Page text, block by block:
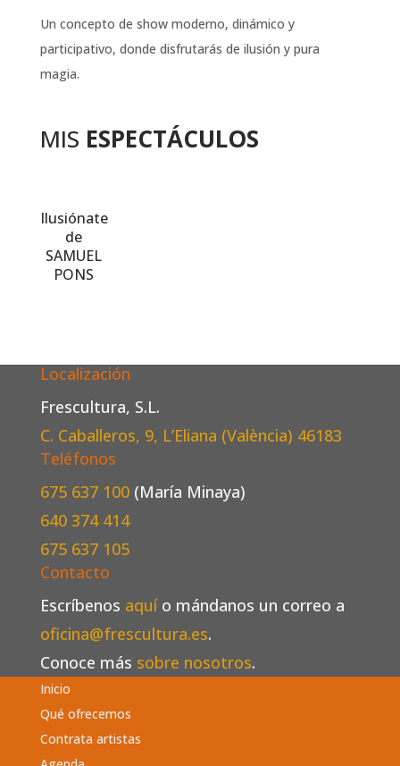
Un concepto de show moderno, dinámico y
participativo, donde disfrutarás de ilusión y pura
magia.
MIS ESPECTÁCULOS
Ilusiónate
de
SAMUEL
PONS
Localización
Frescultura, S.L.
C. Caballeros, 9, L’Eliana (València) 46183
Teléfonos
675 637 100 (María Minaya)
640 374 414
675 637 105
Contacto
Escríbenos aquío mándanos un correo a
oficina@frescultura.es.
Conoce más sobre nosotros.
Inicio
Qué ofrecemos
Contrata artistas